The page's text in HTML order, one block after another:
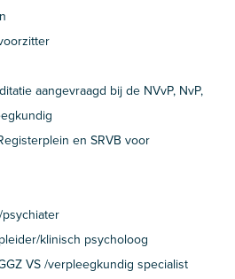
aangevraagd bij de NVvP, NvP,
en SRVB voor
psychiater
klinisch psycholoog
VS /verpleegkundig specialist